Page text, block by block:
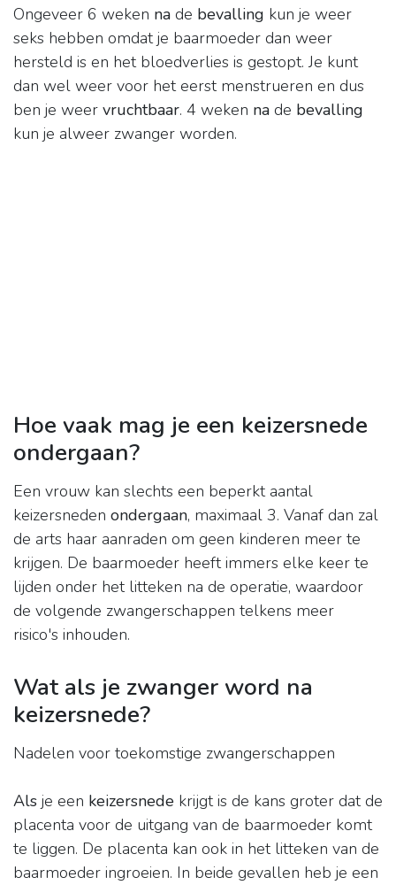
Ongeveer 6 weken na de bevalling kun je weer
seks hebben omdat je baarmoeder dan weer
hersteld is en het bloedverlies is gestopt. Je kunt
dan wel weer voor het eerst menstrueren en dus
ben je weer vruchtbaar. 4 weken na de bevalling
kun je alweer zwanger worden.
Hoe vaak mag je een keizersnede
ondergaan?
Een vrouw kan slechts een beperkt aantal
keizersneden ondergaan, maximaal 3. Vanaf dan zal
de arts haar aanraden om geen kinderen meer te
krijgen. De baarmoeder heeft immers elke keer te
lijden onder het litteken na de operatie, waardoor
de volgende zwangerschappen telkens meer
risico's inhouden.
Wat als je zwanger word na
keizersnede?
Nadelen voor toekomstige zwangerschappen
Als je een keizersnede krijgt is de kans groter dat de
placenta voor de uitgang van de baarmoeder komt
te liggen. De placenta kan ook in het litteken van de
baarmoeder ingroeien. In beide gevallen heb je een